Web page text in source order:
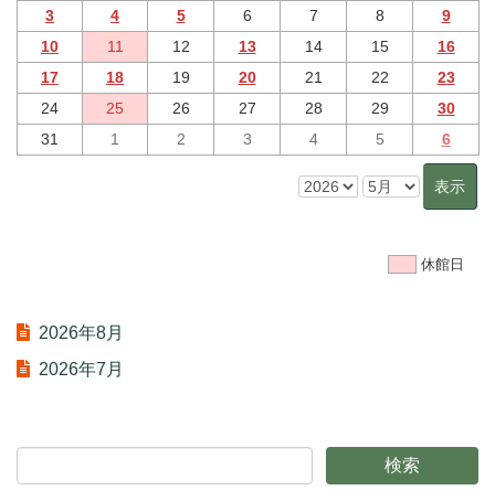
3
4 5 6 7 8
9
10
11 12 13 14 15
16
17
18 19 20 21 22
23
24
25 26 27 28 29
30
31
1 2 3 4 5 6
休館日
2026年8月
2026年7月